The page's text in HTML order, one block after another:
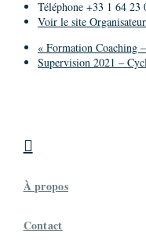
Téléphone +33 1 64 23
Voir le site Organisateur
« Formation Coaching
Supervision 2021 –

À propos
Contact